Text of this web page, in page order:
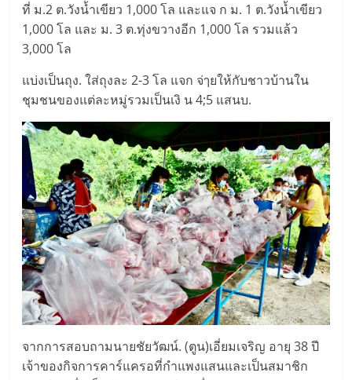
ที่ ม.2 ต.วังน้ำเขียว 1,000 โล และแจ ก ม. 1 ต.วังน้ำเขียว
1,000 โล และ ม. 3 ต.ทุ่งขวางอีก 1,000 โล รวมแล้ว
3,000 โล
แบ่งเป็นถุง. ใส่ถุงละ 2-3 โล แจก จ่ๅยให้กับชาวบ้านใน
ชุมชนของแต่ละหมู่รวมเป็นเงิ น 4;5 แสนบ.
จากการสอบถามนายชัยวัฒน์. (ตูน)เอี่ยมเจริญ อายุ 38 ปี
เจ้าของกิจการคาร์แครอที่กำแพงแสนและเป็นสมาชิก